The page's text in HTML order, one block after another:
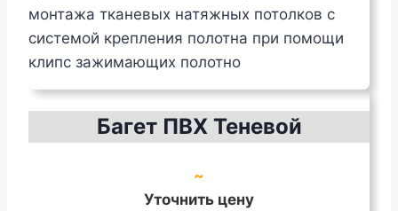
монтажа тканевых натяжных потолков с
системой крепления полотна при помощи
клипс зажимающих полотно
Багет ПВХ Теневой
~
Уточнить цену